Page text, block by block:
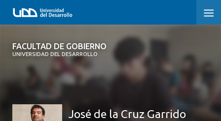
FACULTAD DE GOBIERNO
UNIVERSIDAD DEL DESARROLLO
FACULTAD DE GOBIERNO
CENTROS DE INVESTIGACIÓNJosé de la Cruz Garrido